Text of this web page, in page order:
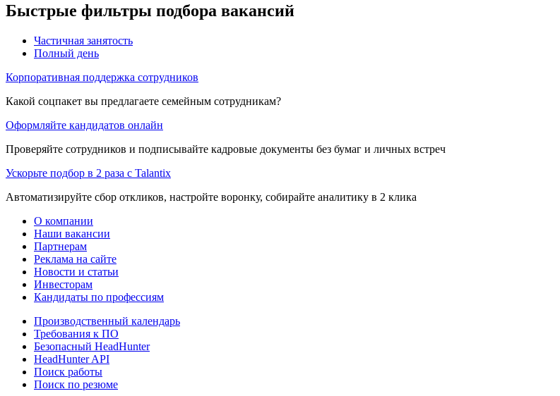
Быстрые фильтры подбора вакансий
Частичная занятость
Полный день
Корпоративная поддержка сотрудников
Какой соцпакет вы предлагаете семейным сотрудникам?
Оформляйте кандидатов онлайн
Проверяйте сотрудников и подписывайте кадровые документы без бумаг и личных встреч
Ускорьте подбор в 2 раза с Talantix
Автоматизируйте сбор откликов, настройте воронку, собирайте аналитику в 2 клика
О компании
Наши вакансии
Партнерам
Реклама на сайте
Новости и статьи
Инвесторам
Кандидаты по профессиям
Производственный календарь
Требования к ПО
Безопасный HeadHunter
HeadHunter API
Поиск работы
Поиск по резюме